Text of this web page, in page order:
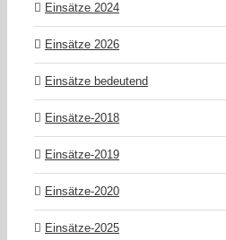
Einsätze 2024
Einsätze 2026
Einsätze bedeutend
Einsätze-2018
Einsätze-2019
Einsätze-2020
Einsätze-2025